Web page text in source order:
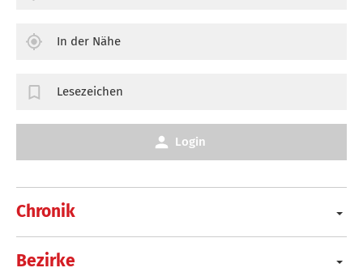
Chronik
Bezirke
In der Nähe
Lesezeichen
Login